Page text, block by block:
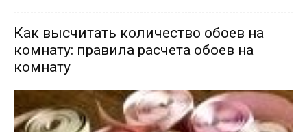
Как высчитать количество обоев на
комнату: правила расчета обоев на
комнату